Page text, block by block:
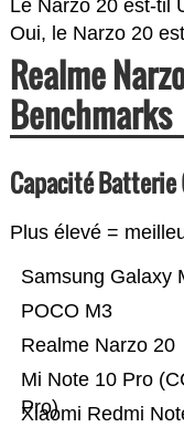
Le Narzo 20 est-til
Oui, le Narzo 20
Realme
Benchmarks
Capacité Batterie
Plus élevé =
Xiaomi Redmi
Mi Note 10 Pro
Pro)
Realme Narzo 20
POCO M3
Samsung Galaxy